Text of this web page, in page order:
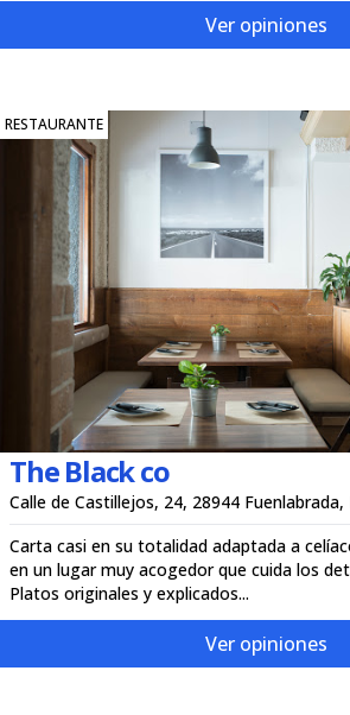
Ver opiniones
RESTAURANTE
The Black co
Calle de Castillejos, 24, 28944
Carta casi en su totalidad adaptada a
en un lugar muy acogedor que cuida los
Platos originales y explicados...
Ver opiniones